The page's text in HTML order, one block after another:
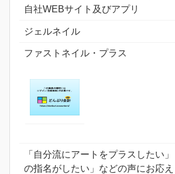
自社WEBサイト及びアプリ
ジェルネイル
ファストネイル・プラス
「自分流にアートをプラスしたい
の指名がしたい」などの声にお応